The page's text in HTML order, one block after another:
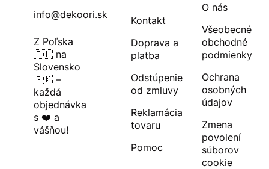
info@dekoori.sk
Z Poľska
🇵🇱 na
Slovensko
🇸🇰 –
každá
objednávka
s ❤️ a
vášňou!
Kontakt
Doprava a
platba
Odstúpenie
od zmluvy
Reklamácia
tovaru
Pomoc
O nás
Všeobecné
obchodné
podmienky
Ochrana
osobných
údajov
Zmena
povolení
súborov
cookie